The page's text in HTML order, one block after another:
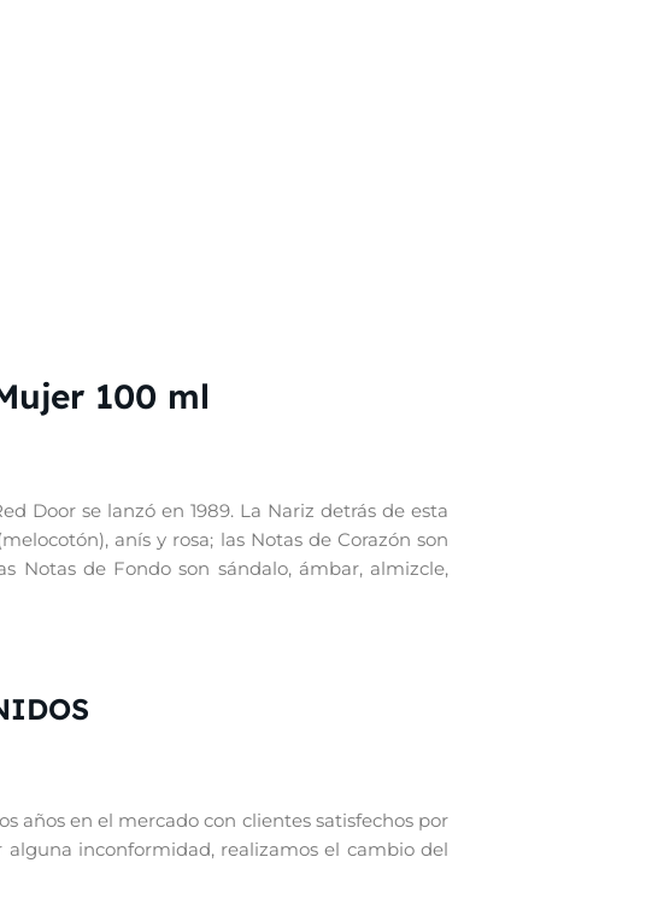
100 ml
Door se lanzó en 1989. La Nariz detrás de esta
anís y rosa; las Notas de Corazón son
Notas de Fondo son sándalo, ámbar, almizcle,
años en el mercado con clientes satisfechos por
inconformidad, realizamos el cambio del